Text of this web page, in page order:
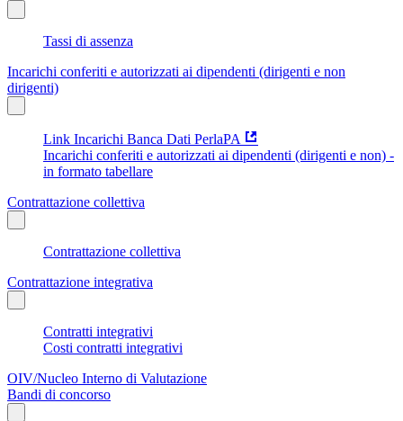
Tassi di assenza
Incarichi conferiti e autorizzati ai dipendenti (dirigenti e non
dirigenti)
Link Incarichi Banca Dati PerlaPA
Incarichi conferiti e autorizzati ai dipendenti (dirigenti e non) -
in formato tabellare
Contrattazione collettiva
Contrattazione collettiva
Contrattazione integrativa
Contratti integrativi
Costi contratti integrativi
OIV/Nucleo Interno di Valutazione
Bandi di concorso